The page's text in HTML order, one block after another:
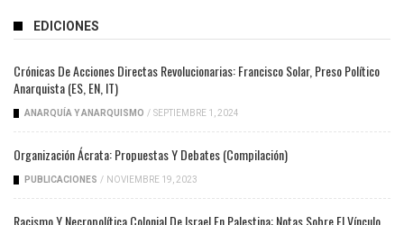
EDICIONES
Crónicas De Acciones Directas Revolucionarias: Francisco Solar, Preso Político
Anarquista (ES, EN, IT)
ANARQUÍA Y ANARQUISMO / SEPTIEMBRE 1, 2024
Organización Ácrata: Propuestas Y Debates (compilación)
PUBLICACIONES / NOVIEMBRE 19, 2023